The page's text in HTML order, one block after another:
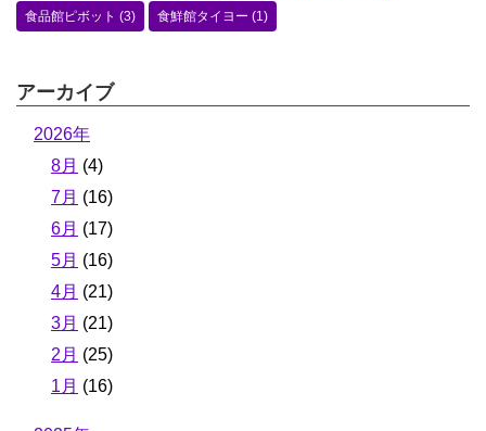
食品館ピボット (3) 食鮮館タイヨー (1)
アーカイブ
2026年
8月 (4)
7月 (16)
6月 (17)
5月 (16)
4月 (21)
3月 (21)
2月 (25)
1月 (16)